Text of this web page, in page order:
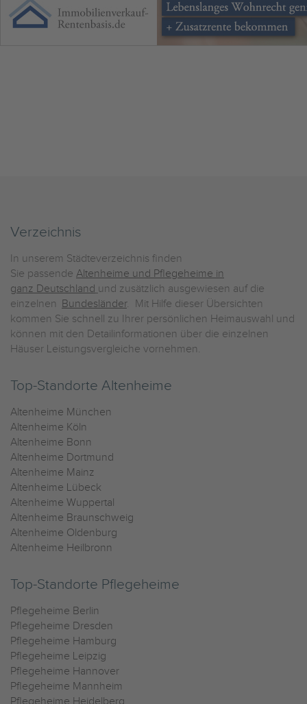
Verzeichnis
In unserem Städteverzeichnis finden
Sie passende Altenheime und Pflegeheime in
ganz Deutschland und zusätzlich ausgewiesen auf die
einzelnen Bundesländer. Mit Hilfe dieser Übersichten
kommen Sie schnell zu Ihrer persönlichen Heimauswahl und
können mit den Detailinformationen über die einzelnen
Häuser Leistungsvergleiche vornehmen.
Top-Standorte Altenheime
Altenheime München
Altenheime Köln
Altenheime Bonn
Altenheime Dortmund
Altenheime Mainz
Altenheime Lübeck
Altenheime Wuppertal
Altenheime Braunschweig
Altenheime Oldenburg
Altenheime Heilbronn
Top-Standorte Pflegeheime
Pflegeheime Berlin
Pflegeheime Dresden
Pflegeheime Hamburg
Pflegeheime Leipzig
Pflegeheime Hannover
Pflegeheime Mannheim